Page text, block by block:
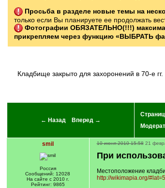
Просьба в разделе новые темы на
только если Вы планируете ее продолжать
Фотографии ОБЯЗАТЕЛЬНО(!!!)
прикрепляем через функцию «ВЫБРАТЬ
кладбище закрыто для захоронений в 70-е гг. прошлого века, много могил, к которым уже никто не ходит...Теперь трудно приехать через новые границы... А может быть просто не знают, что их
← Назад Вперед →
smil
Россия
Сообщений: 12028
На сайте с 2010 г.
Рейтинг: 9865
10 июня 2010 15:58 21
При
Местоположение
http://wikimapia.org/